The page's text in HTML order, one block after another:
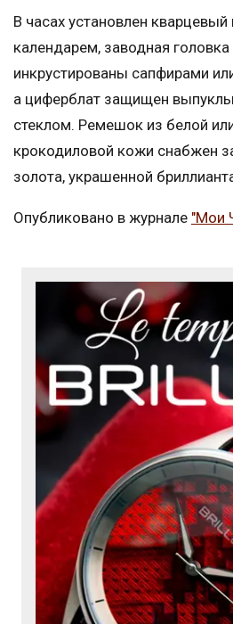
В часах установлен
календарем, заводная головка
инкрустированы сапфирами
а циферблат защищен
стеклом. Ремешок из белой
крокодиловой кожи снабжен
золота, украшенной
Опубликовано в журнале "Мои